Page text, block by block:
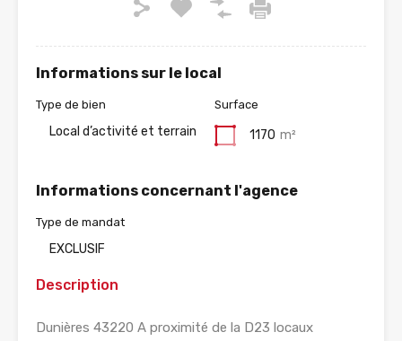
Informations sur le local
Type de bien
Local d’activité et terrain
Surface
1170 m²
Informations concernant l'agence
Type de mandat
EXCLUSIF
Description
Dunières 43220 A proximité de la D23 locaux